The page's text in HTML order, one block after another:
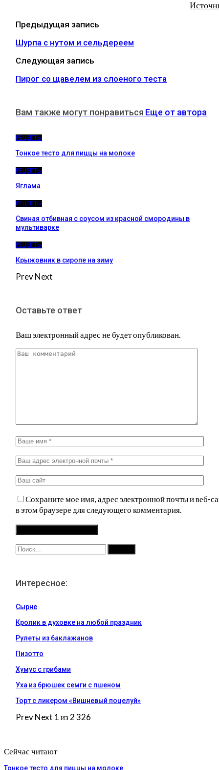
Предыдущая запись
Шурпа с нутом и сельдереем
Следующая запись
Пирог со щавелем из слоеного теста
Вам также могут понравиться Еще от автора
РЕЦЕПТЫ
Тонкое тесто для пиццы на молоке
РЕЦЕПТЫ
Яглама
РЕЦЕПТЫ
Свиная отбивная с соусом из красной смородины в
мультиварке
РЕЦЕПТЫ
Крыжовник в сиропе на зиму
PrevNext
Оставьте ответ
Ваш электронный адрес не будет опубликован.
Сохраните мое имя, адрес электронной почты и веб-
в этом браузере для следующего комментария.
Интересное:
Сырне
Кролик в духовке на любой праздник
Рулеты из баклажанов
Пизотто
Хумус с грибами
Уха из брюшек семги с пшеном
Торт с ликером «Вишневый поцелуй»
PrevNext 1 из 2 326
Сейчас читают
Тонкое тесто для пиццы на молоке